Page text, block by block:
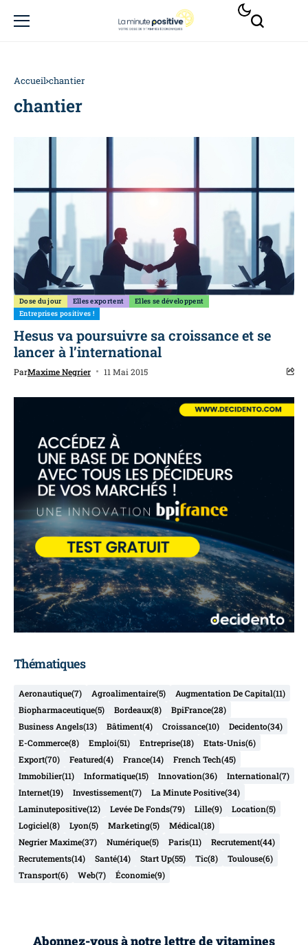
Accueil chantier
chantier
Dose du jour Elles exportent
Elles se développent
Entreprises positives !
Hesus va poursuivre sa croissance et se
lancer à l’international
ParMaxime Negrier 11 Mai 2015
Thématiques
Aeronautique(7) Agroalimentaire(5) Augmentation De Capital(11)
Biopharmaceutique(5) Bordeaux(8) BpiFrance(28)
Business Angels(13) Bâtiment(4) Croissance(10) Decidento(34)
E-Commerce(8) Emploi(51) Entreprise(18) Etats-Unis(6)
Export(70) Featured(4) France(14) French Tech(45)
Immobilier(11) Informatique(15) Innovation(36) International(7)
Internet(19) Investissement(7) La Minute Positive(34)
Laminutepositive(12) Levée De Fonds(79) Lille(9) Location(5)
Logiciel(8) Lyon(5) Marketing(5) Médical(18)
Negrier Maxime(37) Numérique(5) Paris(11) Recrutement(44)
Recrutements(14) Santé(14) Start Up(55) Tic(8) Toulouse(6)
Transport(6) Web(7) Économie(9)
Abonnez-vous à notre lettre de vitamines